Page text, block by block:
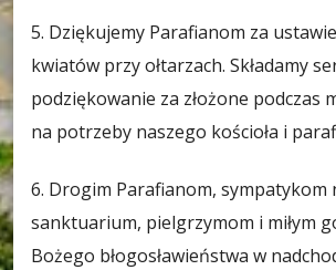
5. Dziękujemy Parafianom za
kwiatów przy ołtarzach. Składamy
podziękowanie za złożone podczas
na potrzeby naszego kościoła i
6. Drogim Parafianom, sympatykom
sanktuarium, pielgrzymom i miłym
Bożego błogosławieństwa w